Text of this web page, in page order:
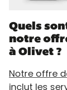
Quels
notre
à Olivet ?
Notre offre
inclut les